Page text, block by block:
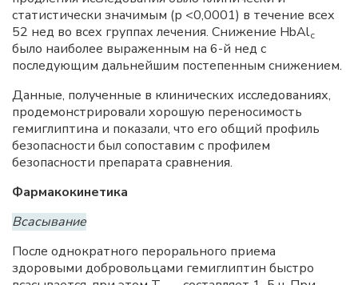
статистически значимым (р <0,0001) в течение всех
52 нед во всех группах лечения. Снижение HbAlc
было наиболее выраженным на 6-й нед с
последующим дальнейшим постепенным снижением.
Данные, полученные в клинических исследованиях,
продемонстрировали хорошую переносимость
гемиглиптина и показали, что его общий профиль
безопасности был сопоставим с профилем
безопасности препарата сравнения.
Фармакокинетика
Всасывание
После однократного перорального приема
здоровыми добровольцами гемиглиптин быстро